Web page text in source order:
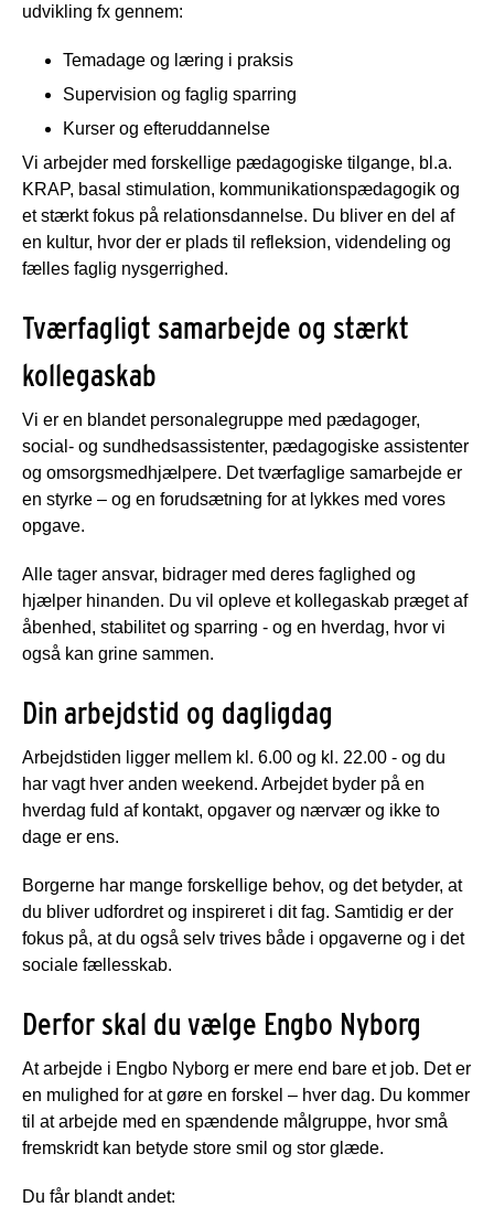
udvikling fx gennem:
Temadage og læring i praksis
Supervision og faglig sparring
Kurser og efteruddannelse
Vi arbejder med forskellige pædagogiske tilgange, bl.a.
KRAP, basal stimulation, kommunikationspædagogik og
et stærkt fokus på relationsdannelse. Du bliver en del af
en kultur, hvor der er plads til refleksion, videndeling og
fælles faglig nysgerrighed.
Tværfagligt samarbejde og stærkt
kollegaskab
Vi er en blandet personalegruppe med pædagoger,
social- og sundhedsassistenter, pædagogiske assistenter
og omsorgsmedhjælpere. Det tværfaglige samarbejde er
en styrke – og en forudsætning for at lykkes med vores
opgave.
Alle tager ansvar, bidrager med deres faglighed og
hjælper hinanden. Du vil opleve et kollegaskab præget af
åbenhed, stabilitet og sparring - og en hverdag, hvor vi
også kan grine sammen.
Din arbejdstid og dagligdag
Arbejdstiden ligger mellem kl. 6.00 og kl. 22.00 - og du
har vagt hver anden weekend. Arbejdet byder på en
hverdag fuld af kontakt, opgaver og nærvær og ikke to
dage er ens.
Borgerne har mange forskellige behov, og det betyder, at
du bliver udfordret og inspireret i dit fag. Samtidig er der
fokus på, at du også selv trives både i opgaverne og i det
sociale fællesskab.
Derfor skal du vælge Engbo Nyborg
At arbejde i Engbo Nyborg er mere end bare et job. Det er
en mulighed for at gøre en forskel – hver dag. Du kommer
til at arbejde med en spændende målgruppe, hvor små
fremskridt kan betyde store smil og stor glæde.
Du får blandt andet: